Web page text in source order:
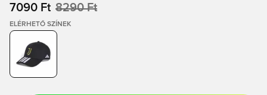
7090 Ft 8290 Ft
ELÉRHETŐ SZÍNEK